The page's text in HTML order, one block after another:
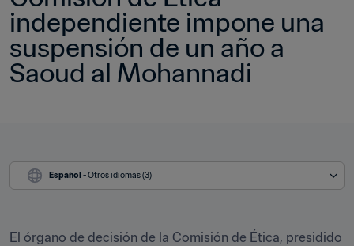
independiente impone una
suspensión de un año a
Saoud al Mohannadi
Español - Otros idiomas (3)
El órgano de decisión de la Comisión de Ética, presidido